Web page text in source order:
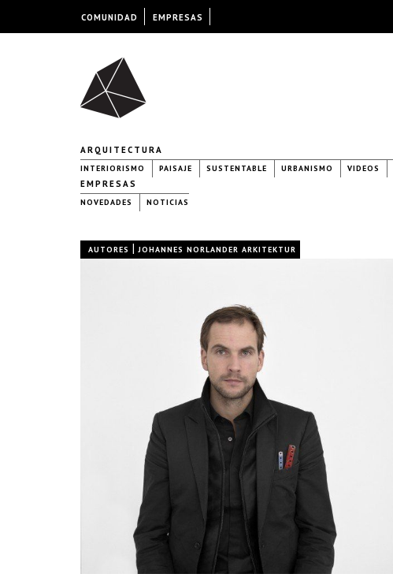
ARQUITECTURA
INTERIORISMO PAISAJE SUSTENTABLE URBANISMO VIDEOS
EMPRESAS
NOVEDADES NOTICIAS
AUTORES | JOHANNES NORLANDER ARKITEKTUR
COMUNIDAD EMPRESAS